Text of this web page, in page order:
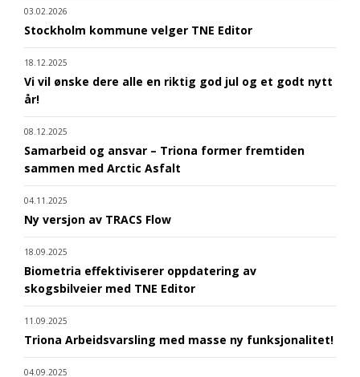
03.02.2026
Stockholm kommune velger TNE Editor
18.12.2025
Vi vil ønske dere alle en riktig god jul og et godt nytt
år!
08.12.2025
Samarbeid og ansvar – Triona former fremtiden
sammen med Arctic Asfalt
04.11.2025
Ny versjon av TRACS Flow
18.09.2025
Biometria effektiviserer oppdatering av
skogsbilveier med TNE Editor
11.09.2025
Triona Arbeidsvarsling med masse ny funksjonalitet!
04.09.2025